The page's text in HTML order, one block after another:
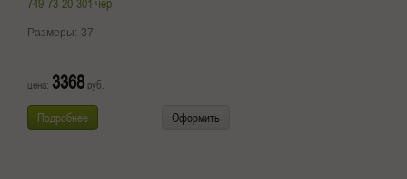
749-73-20-301 чер
Размеры: 37
цена: 3368 руб.
Подробнее Оформить